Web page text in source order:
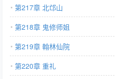
第217章 北邙山
第218章 鬼修师姐
第219章 翰林仙院
第220章 重礼